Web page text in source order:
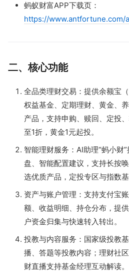
蚂蚁财富APP下载页：
https://www.antfortune.com/
二、核心功能
全品类理财交易：提供余额宝
权益基金、定期理财、黄金、
产品，支持申购、赎回、定投
至1折，黄金1元起投。
智能理财服务：AI助理“蚂小财
盘、智能配置建议，支持长按
选优质产品，定投专区与指数
资产与账户管理：支持支付宝
额、收益明细、持仓分布，提
户资金归集与快速转入转出。
投教与内容服务：国家级投教
播、答题等投教内容；理财社
财直播支持基金经理互动解读。